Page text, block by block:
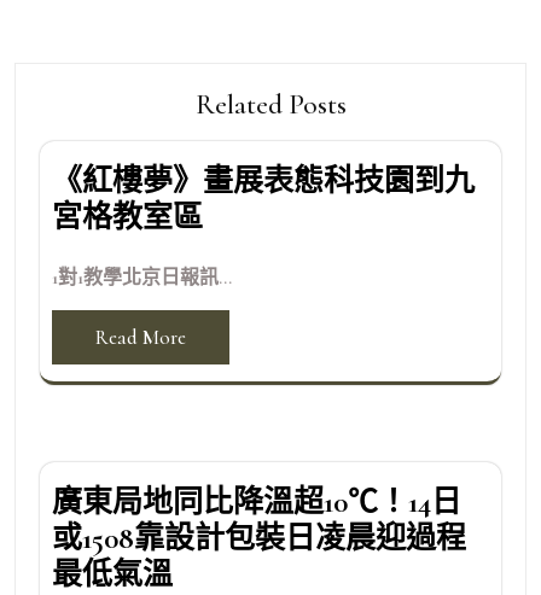
Related Posts
《紅樓夢》畫展表態科技園到九
宮格教室區
1對1教學北京日報訊...
Read More
廣東局地同比降溫超10℃！14日
或1508靠設計包裝日凌晨迎過程
最低氣溫